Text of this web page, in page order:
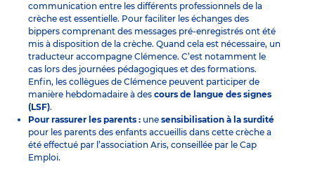
communication entre les différents professionnels de la
crèche est essentielle. Pour faciliter les échanges des
bippers comprenant des messages pré-enregistrés ont été
mis à disposition de la crèche. Quand cela est nécessaire, un
traducteur accompagne Clémence. C’est notamment le
cas lors des journées pédagogiques et des formations.
Enfin, les collègues de Clémence peuvent participer de
manière hebdomadaire à des cours de langue des signes
(LSF).
Pour rassurer les parents : une sensibilisation à la surdité
pour les parents des enfants accueillis dans cette crèche a
été effectué par l’association Aris, conseillée par le Cap
Emploi.